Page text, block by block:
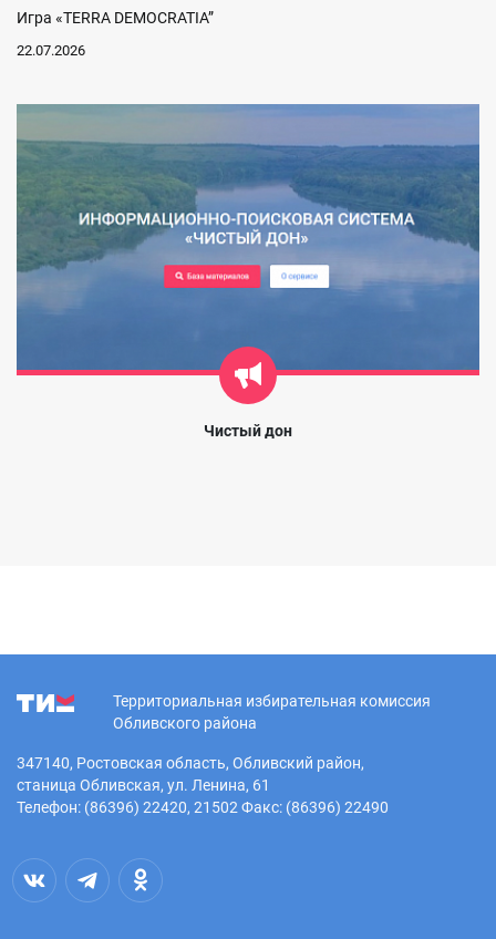
Игра «TERRA DEMOCRATIA”
22.07.2026
Чистый дон
Территориальная избирательная комиссия
Обливского района
347140, Ростовская область, Обливский район,
станица Обливская, ул. Ленина, 61
Телефон: (86396) 22420, 21502 Факс: (86396) 22490